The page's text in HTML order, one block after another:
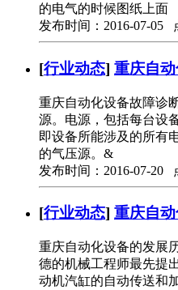
的电气的时候图纸上面
发布时间：2016-07-05
[行业动态] 重庆自
重庆自动化设备故障诊
源。电源，包括每台设
即设备所能涉及的所有
的气压源。&
发布时间：2016-07-20
[行业动态] 重庆自
重庆自动化设备的发展
德的机械工程师最先提
动机汽缸的自动传送和